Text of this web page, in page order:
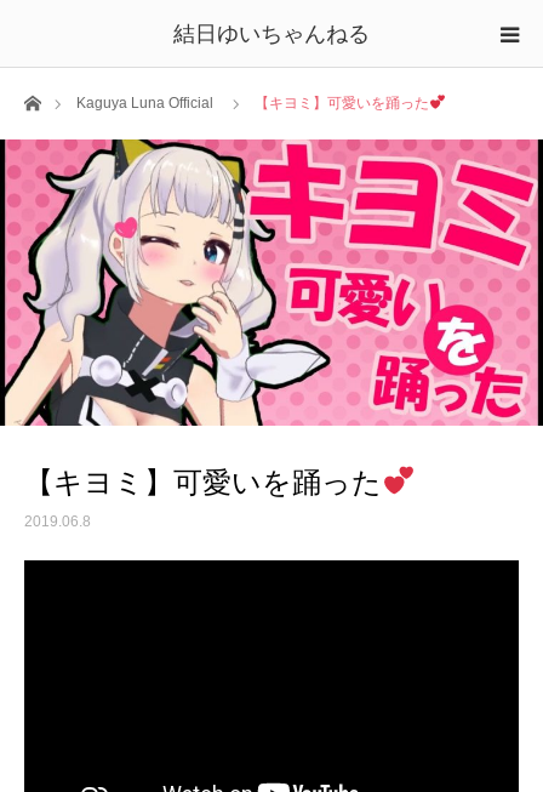
結日ゆいちゃんねる
ホームKaguya Luna Official 【キヨミ】可愛いを踊った
【キヨミ】可愛いを踊った
2019.06.8